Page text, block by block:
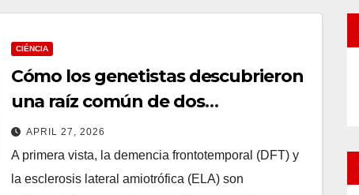
CIÉNCIA
Cómo los genetistas descubrieron
una raíz común de dos
enfermedades neurológicas
APRIL 27, 2026
A primera vista, la demencia frontotemporal (DFT) y
la esclerosis lateral amiotrófica (ELA) son